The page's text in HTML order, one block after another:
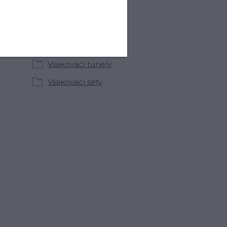
Vsakovací tunely
Vsakovací sety